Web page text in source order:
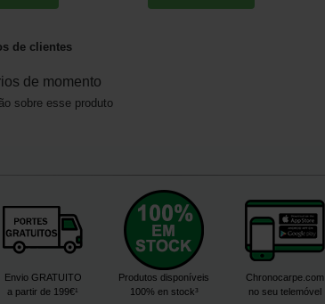
de clientes
de momento
sobre esse produto
Envio GRATUITO
a partir de 199€¹
Produtos disponíveis
100% en stock³
Chronocarpe.com
no seu telemóvel